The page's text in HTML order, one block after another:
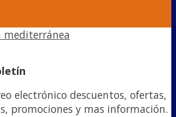
mediterránea
electrónico descuentos, ofertas,
promociones y mas información.